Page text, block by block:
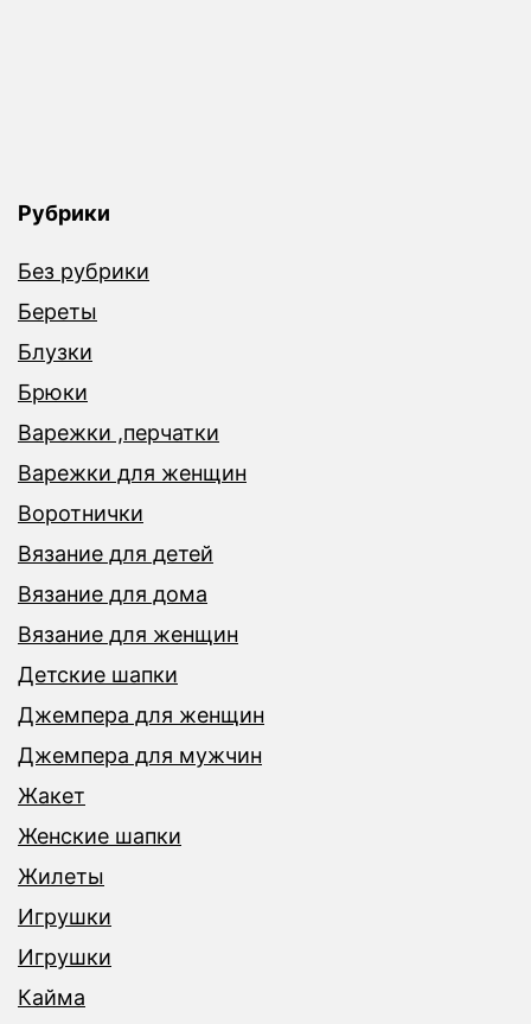
Рубрики
Без рубрики
Береты
Блузки
Брюки
Варежки ,перчатки
Варежки для женщин
Воротнички
Вязание для детей
Вязание для дома
Вязание для женщин
Детские шапки
Джемпера для женщин
Джемпера для мужчин
Жакет
Женские шапки
Жилеты
Игрушки
Игрушки
Кайма